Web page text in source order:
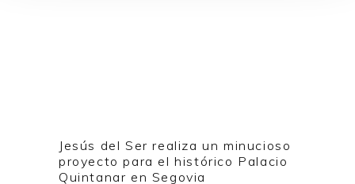
Jesús del Ser realiza un minucioso
proyecto para el histórico Palacio
Quintanar en Segovia